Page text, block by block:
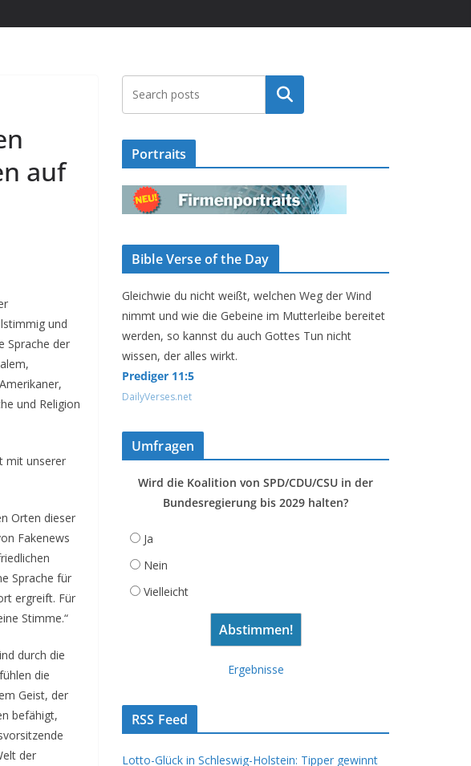
auf
und
Sprache der
und Religion
mit unserer
Orten dieser
Fakenews
Sprache für
ergreift. Für
Stimme.“
durch die
die
Geist, der
befähigt,
der
Suchen
Portraits
Bible Verse of the Day
Gleichwie du nicht weißt, welchen Weg der Wind
nimmt und wie die Gebeine im Mutterleibe bereitet
werden, so kannst du auch Gottes Tun nicht
wissen, der alles wirkt.
Prediger 11:5
DailyVerses.net
Umfragen
Wird die Koalition von SPD/CDU/CSU in der
Bundesregierung bis 2029 halten?
Ja
Nein
Vielleicht
Ergebnisse
RSS Feed
Lotto-Glück in Schleswig-Holstein: Tipper gewinnt